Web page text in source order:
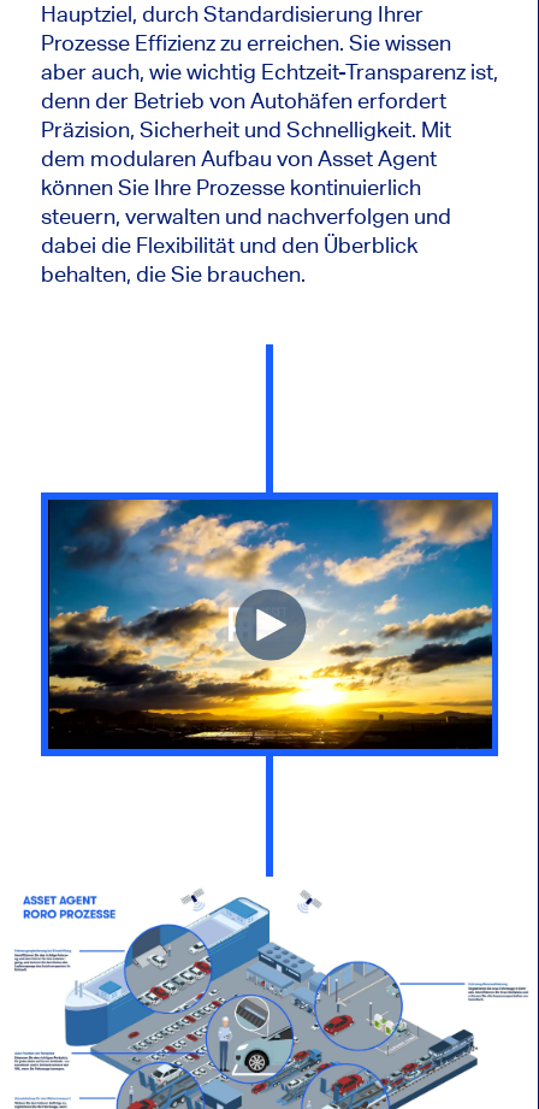
Hauptziel, durch Standardisierung Ihrer
Prozesse Effizienz zu erreichen. Sie wissen
aber auch, wie wichtig Echtzeit-Transparenz ist,
denn der Betrieb von Autohäfen erfordert
Präzision, Sicherheit und Schnelligkeit. Mit
dem modularen Aufbau von Asset Agent
können Sie Ihre Prozesse kontinuierlich
steuern, verwalten und nachverfolgen und
dabei die Flexibilität und den Überblick
behalten, die Sie brauchen.